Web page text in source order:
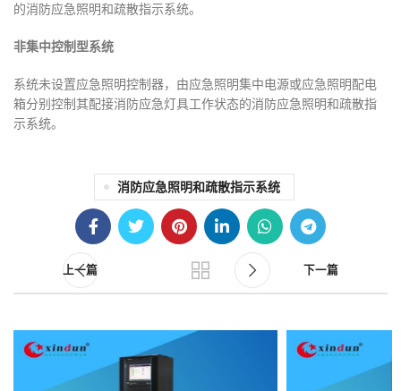
的消防应急照明和疏散指示系统。
非集中控制型系统
系统未设置应急照明控制器，由应急照明集中电源或应急照明配电
箱分别控制其配接消防应急灯具工作状态的消防应急照明和疏散指
示系统。
消防应急照明和疏散指示系统
上一篇 下一篇
7月